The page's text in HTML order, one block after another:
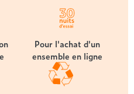
Pour l'achat d'un
ensemble en ligne